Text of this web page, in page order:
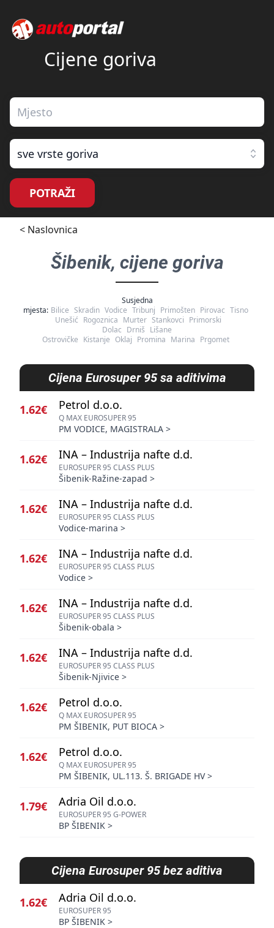
Cijene goriva
sve vrste goriva
POTRAŽI
< Naslovnica
Šibenik, cijene goriva
Susjedna
mjesta: Bilice Skradin Vodice Tribunj Primošten Pirovac Tisno
Unešić Rogoznica Murter Stankovci Primorski
Dolac Drniš Lišane
Ostrovičke Kistanje Oklaj Promina Marina Prgomet
Cijena Eurosuper 95 sa aditivima
1.62€ Petrol d.o.o.
Q MAX EUROSUPER 95
PM VODICE, MAGISTRALA >
1.62€ INA – Industrija nafte d.d.
EUROSUPER 95 CLASS PLUS
Šibenik-Ražine-zapad >
1.62€ INA – Industrija nafte d.d.
EUROSUPER 95 CLASS PLUS
Vodice-marina >
1.62€ INA – Industrija nafte d.d.
EUROSUPER 95 CLASS PLUS
Vodice >
1.62€ INA – Industrija nafte d.d.
EUROSUPER 95 CLASS PLUS
Šibenik-obala >
1.62€ INA – Industrija nafte d.d.
EUROSUPER 95 CLASS PLUS
Šibenik-Njivice >
1.62€ Petrol d.o.o.
Q MAX EUROSUPER 95
PM ŠIBENIK, PUT BIOCA >
1.62€ Petrol d.o.o.
Q MAX EUROSUPER 95
PM ŠIBENIK, UL.113. Š. BRIGADE HV>
1.79€ Adria Oil d.o.o.
EUROSUPER 95 G-POWER
BP ŠIBENIK >
Cijena Eurosuper 95 bez aditiva
1.62€ Adria Oil d.o.o.
EUROSUPER 95
BP ŠIBENIK >